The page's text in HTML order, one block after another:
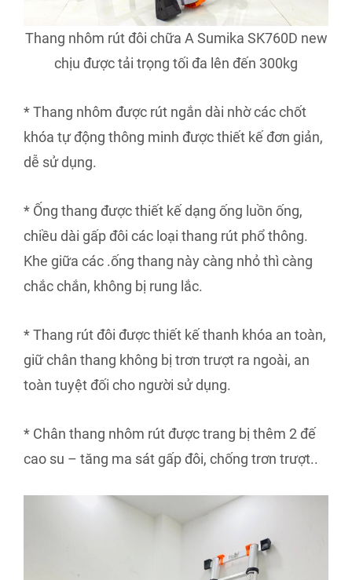
Thang nhôm rút đôi chữa A Sumika SK760D new
chịu được tải trọng tối đa lên đến 300kg
* Thang nhôm được rút ngắn dài nhờ các chốt
khóa tự động thông minh được thiết kế đơn giản,
dễ sử dụng.
* Ống thang được thiết kế dạng ống luồn ống,
chiều dài gấp đôi các loại thang rút phổ thông.
Khe giữa các .ống thang này càng nhỏ thì càng
chắc chắn, không bị rung lắc.
* Thang rút đôi được thiết kế thanh khóa an toàn,
giữ chân thang không bị trơn trượt ra ngoài, an
toàn tuyệt đối cho người sử dụng.
* Chân thang nhôm rút được trang bị thêm 2 đế
cao su – tăng ma sát gấp đôi, chống trơn trượt..